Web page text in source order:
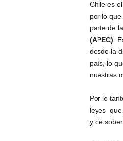
Chile es
por lo
parte de
(APEC).
desde la
país, lo
nuestras
Por lo
leyes que
y de